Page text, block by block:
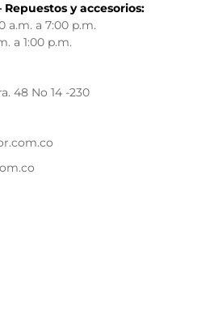
Repuestos y accesorios:
a.m. a 7:00 p.m.
a 1:00 p.m.
48 No 14 -230